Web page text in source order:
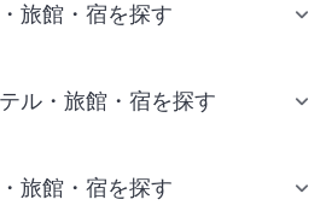
旅館・宿を探す
ル・旅館・宿を探す
旅館・宿を探す